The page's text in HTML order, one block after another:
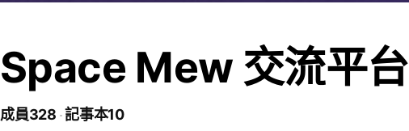
Space Mew 交流平台
成員328 記事本10